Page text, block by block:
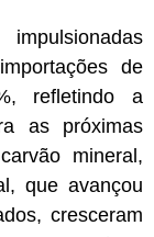
de
refletindo a
as próximas
mineral,
que avançou
cresceram